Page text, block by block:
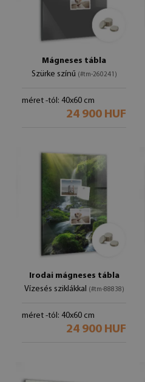
Mágneses tábla
Szürke színű (#tm-260241)
méret -tól: 40x60 cm
24 900 HUF
Irodai mágneses tábla
Vízesés sziklákkal (#tm-88838)
méret -tól: 40x60 cm
24 900 HUF